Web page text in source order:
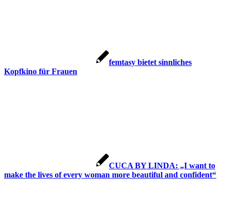
femtasy bietet sinnliches
Kopfkino für Frauen
CUCA BY LINDA: „I want to
make the lives of every woman more beautiful and confident“